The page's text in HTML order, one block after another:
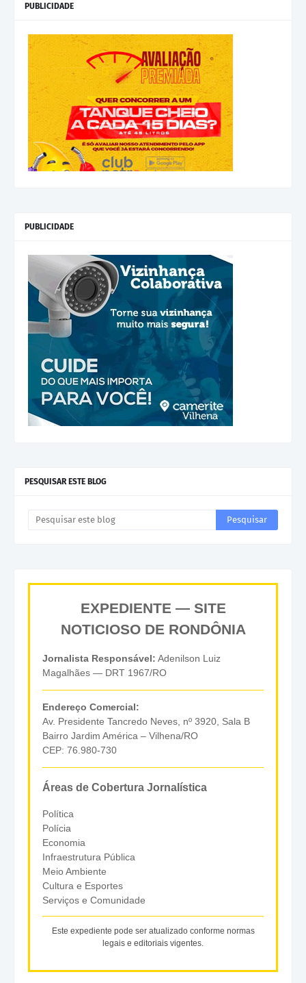
PUBLICIDADE
PUBLICIDADE
PESQUISAR ESTE BLOG
EXPEDIENTE — SITE
NOTICIOSO DE RONDÔNIA
Jornalista Responsável: Adenilson Luiz
Magalhães — DRT 1967/RO
Endereço Comercial:
Av. Presidente Tancredo Neves, nº 3920, Sala B
Bairro Jardim América – Vilhena/RO
CEP: 76.980-730
Áreas de Cobertura Jornalística
Política
Polícia
Economia
Infraestrutura Pública
Meio Ambiente
Cultura e Esportes
Serviços e Comunidade
Este expediente pode ser atualizado conforme normas
legais e editoriais vigentes.